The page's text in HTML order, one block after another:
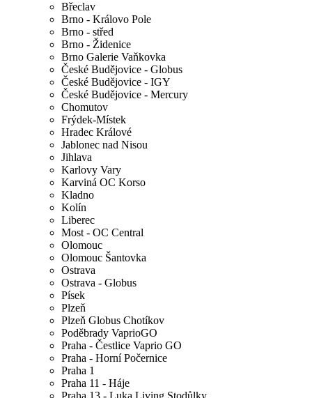
Břeclav
Brno - Královo Pole
Brno - střed
Brno - Židenice
Brno Galerie Vaňkovka
České Budějovice - Globus
České Budějovice - IGY
České Budějovice - Mercury
Chomutov
Frýdek-Místek
Hradec Králové
Jablonec nad Nisou
Jihlava
Karlovy Vary
Karviná OC Korso
Kladno
Kolín
Liberec
Most - OC Central
Olomouc
Olomouc Šantovka
Ostrava
Ostrava - Globus
Písek
Plzeň
Plzeň Globus Chotíkov
Poděbrady VaprioGO
Praha - Čestlice Vaprio GO
Praha - Horní Počernice
Praha 1
Praha 11 - Háje